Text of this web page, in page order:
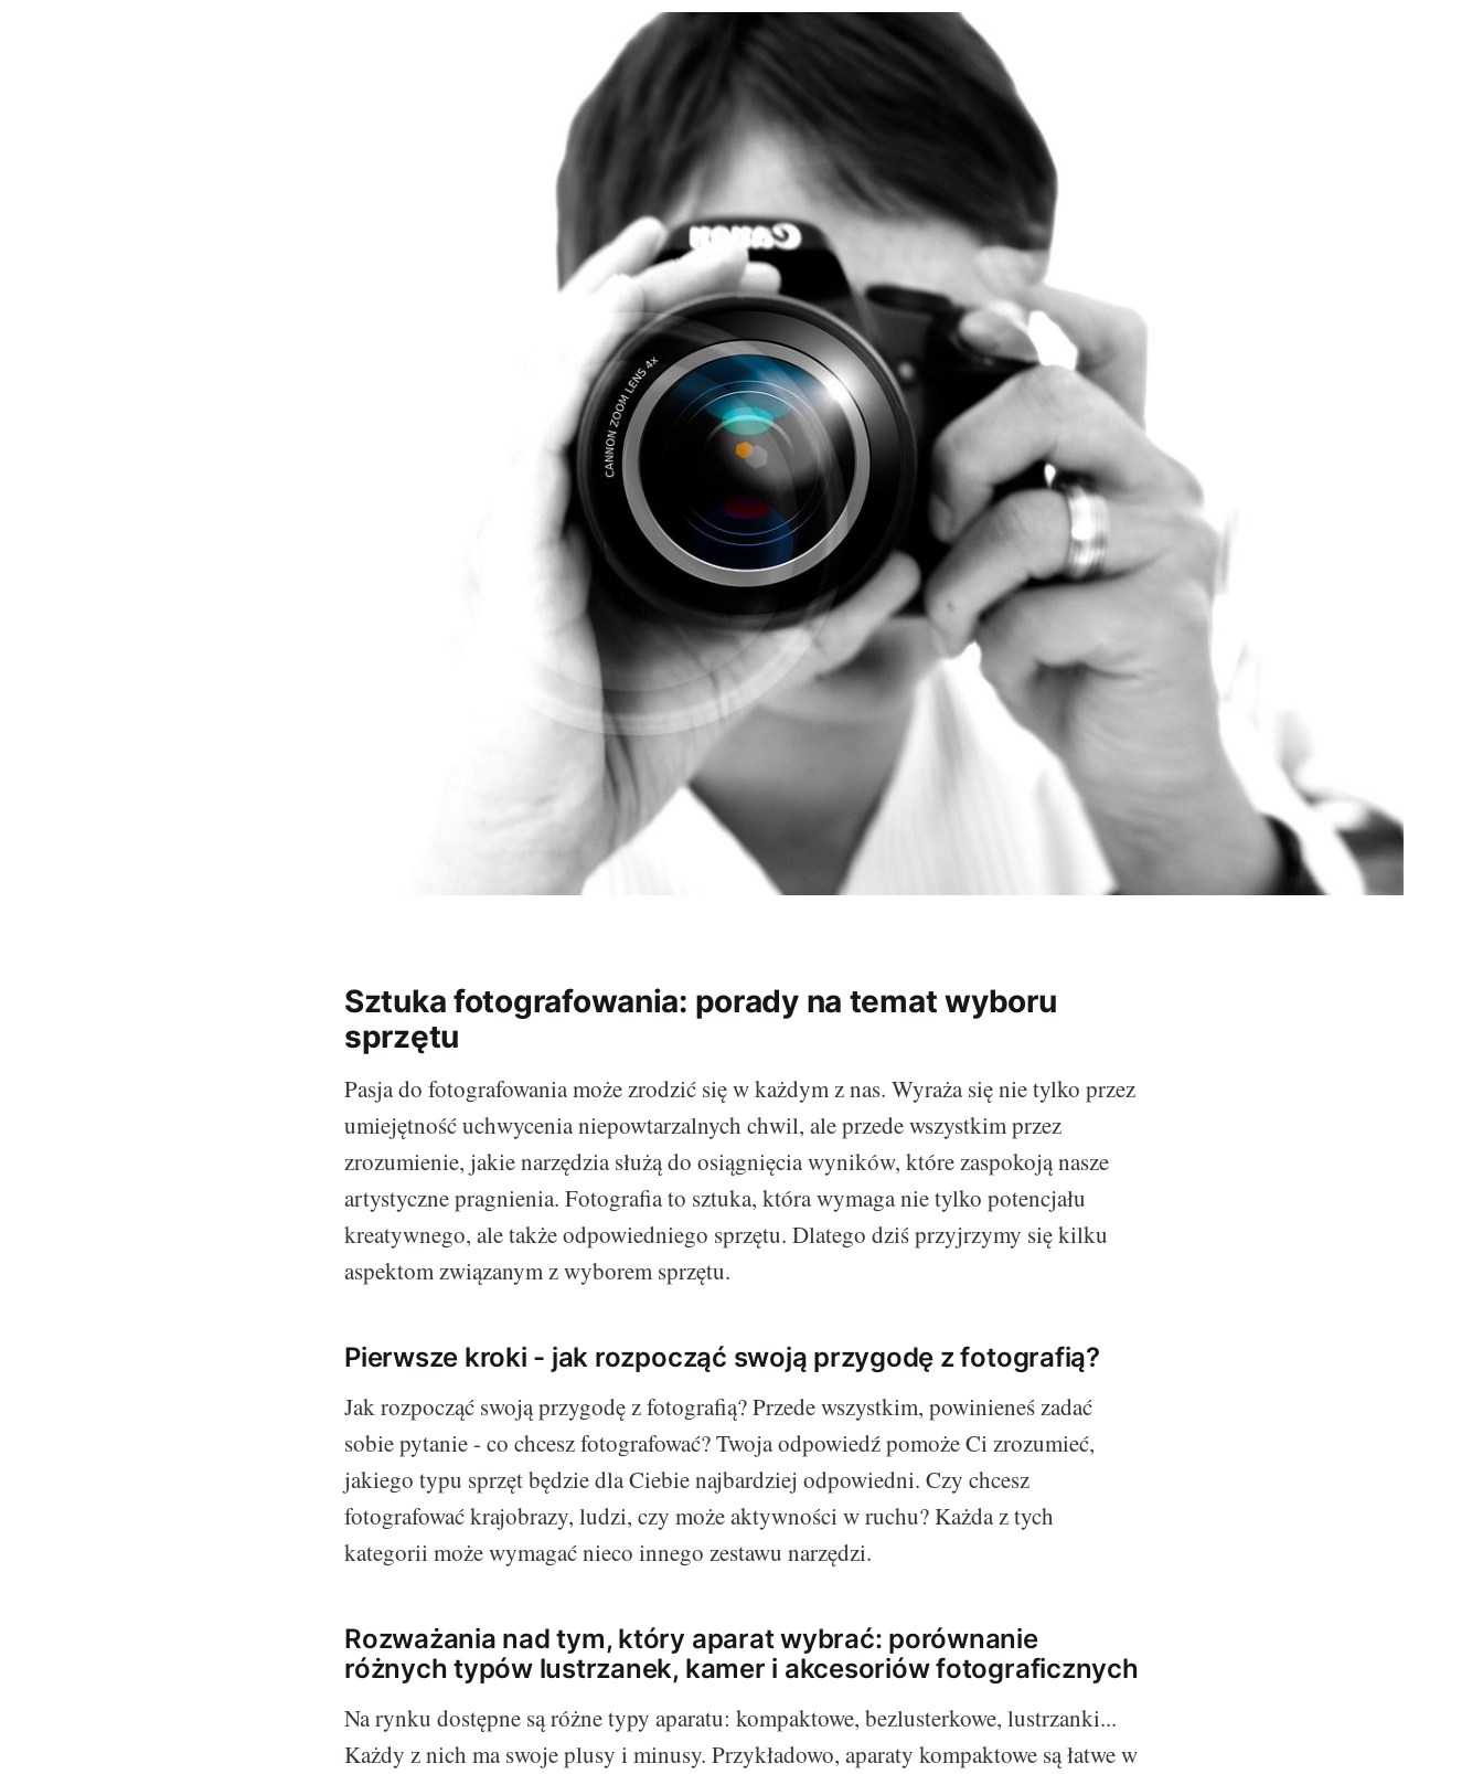
Sztuka fotografowania: porady na temat wyboru
sprzętu
Pasja do fotografowania może zrodzić się w każdym z nas. Wyraża się nie tylko przez
umiejętność uchwycenia niepowtarzalnych chwil, ale przede wszystkim przez
zrozumienie, jakie narzędzia służą do osiągnięcia wyników, które zaspokoją nasze
artystyczne pragnienia. Fotografia to sztuka, która wymaga nie tylko potencjału
kreatywnego, ale także odpowiedniego sprzętu. Dlatego dziś przyjrzymy się kilku
aspektom związanym z wyborem sprzętu.
Pierwsze kroki - jak rozpocząć swoją przygodę z fotografią?
Jak rozpocząć swoją przygodę z fotografią? Przede wszystkim, powinieneś zadać
sobie pytanie - co chcesz fotografować? Twoja odpowiedź pomoże Ci zrozumieć,
jakiego typu sprzęt będzie dla Ciebie najbardziej odpowiedni. Czy chcesz
fotografować krajobrazy, ludzi, czy może aktywności w ruchu? Każda z tych
kategorii może wymagać nieco innego zestawu narzędzi.
Rozważania nad tym, który aparat wybrać: porównanie
różnych typów lustrzanek, kamer i akcesoriów fotograficznych
Na rynku dostępne są różne typy aparatu: kompaktowe, bezlusterkowe, lustrzanki...
Każdy z nich ma swoje plusy i minusy. Przykładowo, aparaty kompaktowe są łatwe w